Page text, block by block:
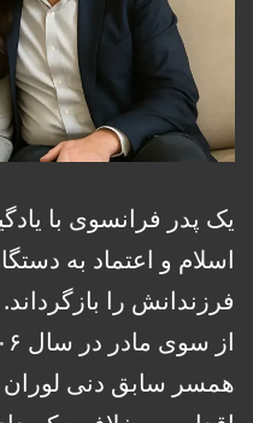
یک پدر فرانسوی با
اسلام و اعتماد به
فرزندانش را